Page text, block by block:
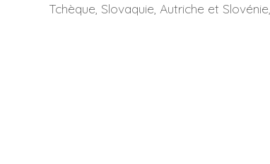
Tchèque, Slovaquie, Autriche et Slovénie,...